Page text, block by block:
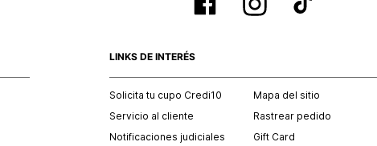
LINKS DE INTERÉS
Solicita tu cupo Credi10
Servicio al cliente
Notificaciones judiciales
Mapa del sitio
Rastrear pedido
Gift Card